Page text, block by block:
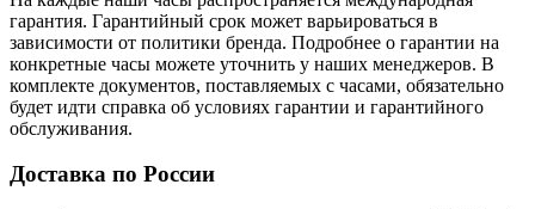
гарантия. Гарантийный срок может варьироваться в
зависимости от политики бренда. Подробнее о гарантии на
конкретные часы можете уточнить у наших менеджеров. В
комплекте документов, поставляемых с часами, обязательно
будет идти справка об условиях гарантии и гарантийного
обслуживания.
Доставка по России